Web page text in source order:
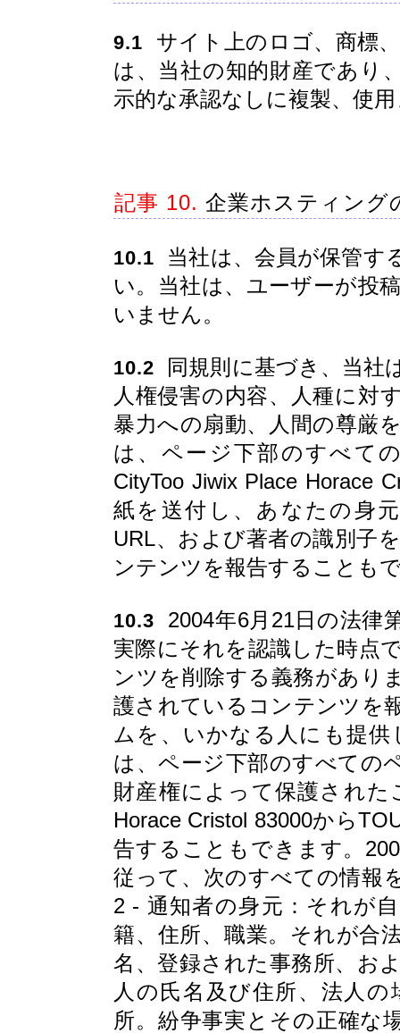
9.1 サイト上のロゴ、商標
は、当社の知的財産であり
示的な承認なしに複製、使
記事 10. 企業ホスティング
10.1 当社は、会員が保管す
い。当社は、ユーザーが投
いません。
10.2 同規則に基づき、当社
人権侵害の内容、人種に対
暴力への扇動、人間の尊厳
は、ページ下部のすべて
CityToo Jiwix Place Horace
紙を送付し、あなたの身
URL、および著者の識別子
ンテンツを報告することも
10.3 2004年6月21日の法律
実際にそれを認識した時点
ンツを削除する義務があり
護されているコンテンツを
ムを、いかなる人にも提
は、ページ下部のすべての
財産権によって保護された
Horace Cristol 83000から
告することもできます。
従って、次のすべての情報
2 - 通知者の身元：それが
籍、住所、職業。それが合
名、登録された事務所、お
人の氏名及び住所、法人
所。紛争事実とその正確な